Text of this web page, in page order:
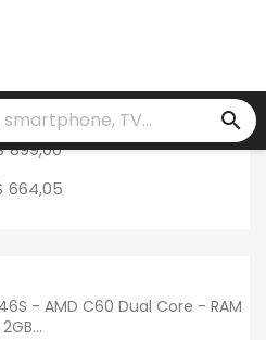
search
- AMD Fusion C-60 Dual
-...
899,00
664,05
- AMD C60 Dual Core - RAM
2GB...